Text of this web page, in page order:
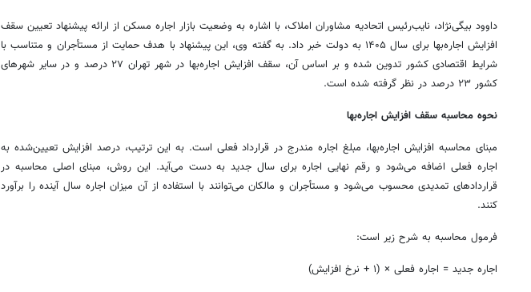
داوود بیگی‌نژاد، نایب‌رئیس اتحادیه مشاوران املاک، با اشاره به وضعیت بازار اجاره مسکن از ارائه پیشنهاد تعیین سقف
افزایش اجاره‌بها برای سال ۱۴۰۵ به دولت خبر داد. به گفته وی، این پیشنهاد با هدف حمایت از مستأجران و متناسب با
شرایط اقتصادی کشور تدوین شده و بر اساس آن، سقف افزایش اجاره‌بها در شهر تهران ۲۷ درصد و در سایر شهرهای
کشور ۲۳ درصد در نظر گرفته شده است.
نحوه محاسبه سقف افزایش اجاره‌بها
مبنای محاسبه افزایش اجاره‌بها، مبلغ اجاره مندرج در قرارداد فعلی است. به این ترتیب، درصد افزایش تعیین‌شده به
اجاره فعلی اضافه می‌شود و رقم نهایی اجاره برای سال جدید به دست می‌آید. این روش، مبنای اصلی محاسبه در
قراردادهای تمدیدی محسوب می‌شود و مستأجران و مالکان می‌توانند با استفاده از آن میزان اجاره سال آینده را برآورد
کنند.
فرمول محاسبه به شرح زیر است:
اجاره جدید = اجاره فعلی × (۱ + نرخ افزایش)